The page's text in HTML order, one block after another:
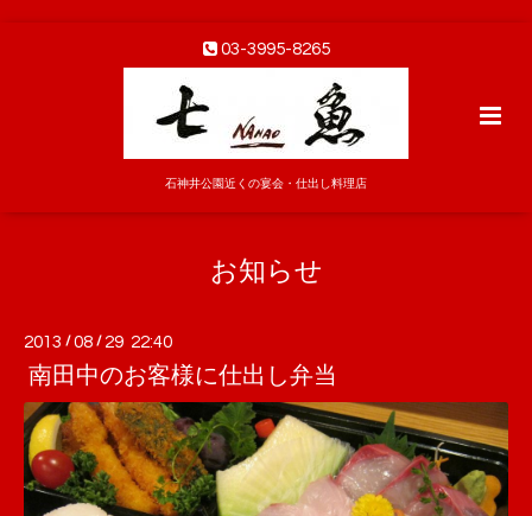
03-3995-8265
石神井公園近くの宴会・仕出し料理店
お知らせ
2013 /08 / 29 22:40
南田中のお客様に仕出し弁当